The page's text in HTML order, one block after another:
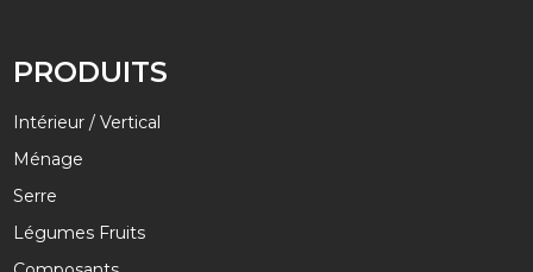
PRODUITS
Intérieur / Vertical
Ménage
Serre
Légumes Fruits